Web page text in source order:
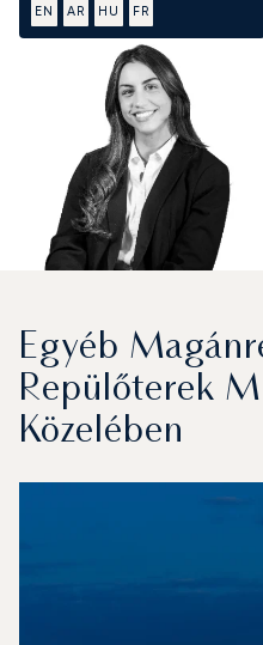
EN AR HU FR
Egyéb
Repülőterek
Közelében